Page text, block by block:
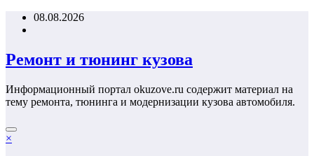
Перейти08.08.2026
Ремонт и тюнинг кузова
Информационный портал okuzove.ru содержит материал на
тему ремонта, тюнинга и модернизации кузова автомобиля.
×